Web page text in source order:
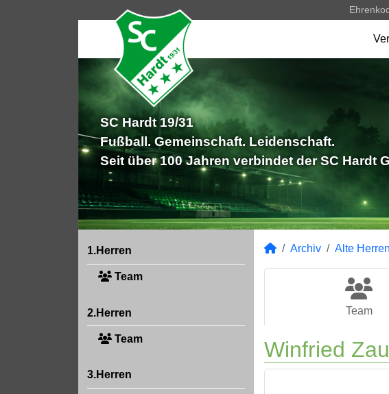
SC Hardt 19/31
Fußball. Gemeinschaft. Leidenschaft.
Seit über 100 Jahren verbindet der SC Hardt
1.Herren
Team
2.Herren
Team
3.Herren
Archiv Alte Herren
Team
Winfried